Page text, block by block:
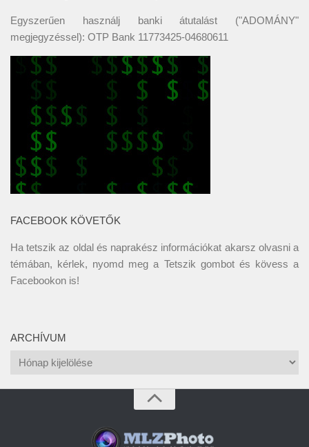
Egyszerűen használj banki átutalást ("ADOMÁNY"
megjegyzéssel): OTP Bank 11773425-04680611
FACEBOOK KÖVETŐK
Ha tetszik az oldal és naprakész információkat akarsz olvasni a
témában, kérlek, nyomd meg a Tetszik gombot és kövess a
Facebookon is!
ARCHÍVUM
Archívum